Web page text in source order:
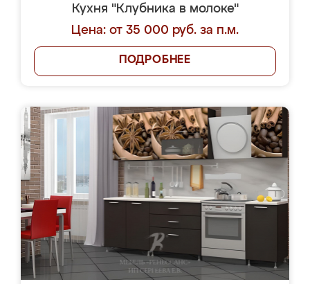
Кухня "Клубника в молоке"
Цена: от 35 000 руб. за п.м.
ПОДРОБНЕЕ